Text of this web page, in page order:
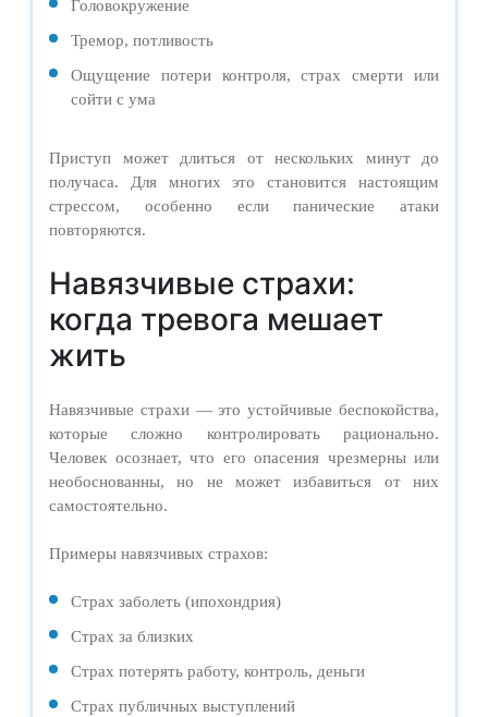
Головокружение
Тремор, потливость
Ощущение потери контроля, страх смерти или
сойти с ума
Приступ может длиться от нескольких минут до
получаса. Для многих это становится настоящим
стрессом, особенно если панические атаки
повторяются.
Навязчивые страхи:
когда тревога мешает
жить
Навязчивые страхи — это устойчивые беспокойства,
которые сложно контролировать рационально.
Человек осознает, что его опасения чрезмерны или
необоснованны, но не может избавиться от них
самостоятельно.
Примеры навязчивых страхов:
Страх заболеть (ипохондрия)
Страх за близких
Страх потерять работу, контроль, деньги
Страх публичных выступлений